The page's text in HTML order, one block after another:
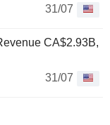
31/07
CA$2.93B,
31/07